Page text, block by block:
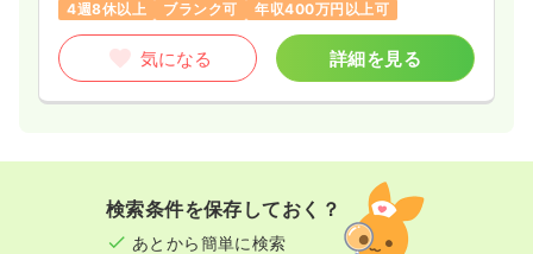
4週8休以上 ブランク可 年収400万円以上可
気になる 詳細を見る
検索条件を保存しておく？
あとから簡単に検索